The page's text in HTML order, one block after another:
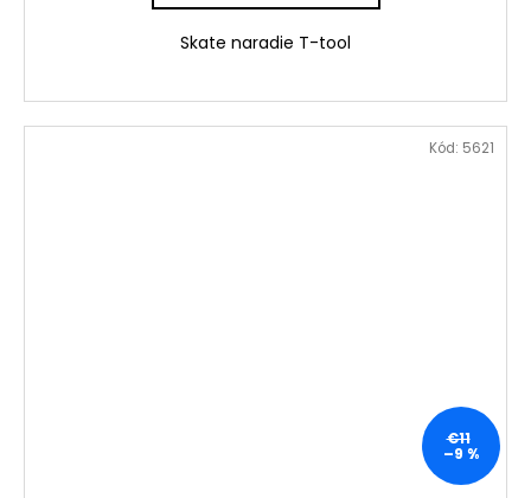
Skate naradie T-tool
€11
–9 %
Kód: 5621